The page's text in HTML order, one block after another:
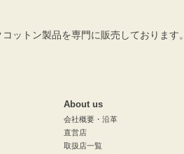
ットン製品を専門に販売しております。
About us
会社概要・沿革
直営店
取扱店一覧